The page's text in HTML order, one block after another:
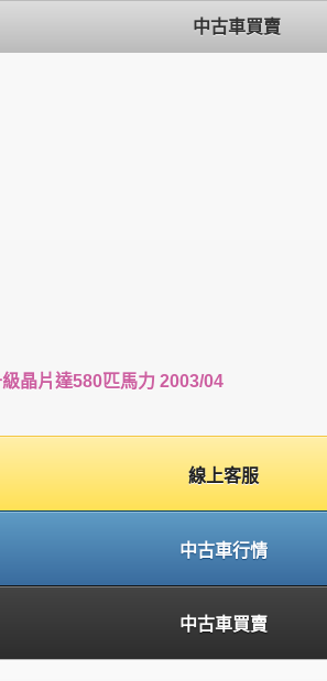
中古車買賣
晶片達580匹馬力 2003/04
線上客服
中古車行情
中古車買賣